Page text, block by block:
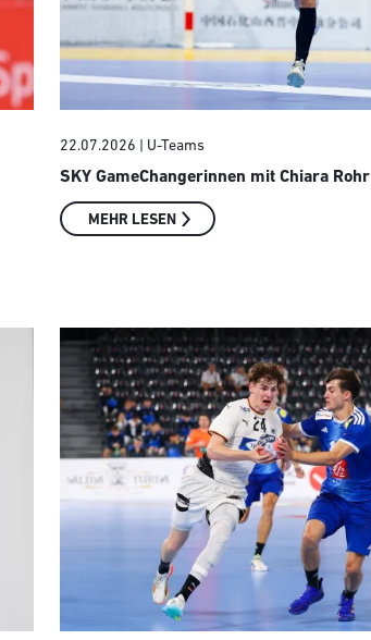
22.07.2026 | U-Teams
SKY GameChangerinnen mit Chiara Rohr
MEHR LESEN